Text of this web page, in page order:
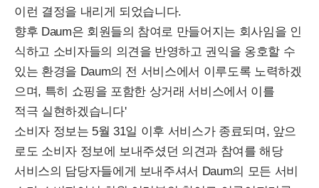
이런 결정을 내리게 되었습니다.
향후 Daum은 회원들의 참여로 만들어지는 회사임을 인
식하고 소비자들의 의견을 반영하고 권익을 옹호할 수
있는 환경을 Daum의 전 서비스에서 이루도록 노력하겠
으며, 특히 쇼핑을 포함한 상거래 서비스에서 이를
적극 실현하겠습니다'
소비자 정보는 5월 31일 이후 서비스가 종료되며, 앞으
로도 소비자 정보에 보내주셨던 의견과 참여를 해당
서비스의 담당자들에게 보내주셔서 Daum의 모든 서비